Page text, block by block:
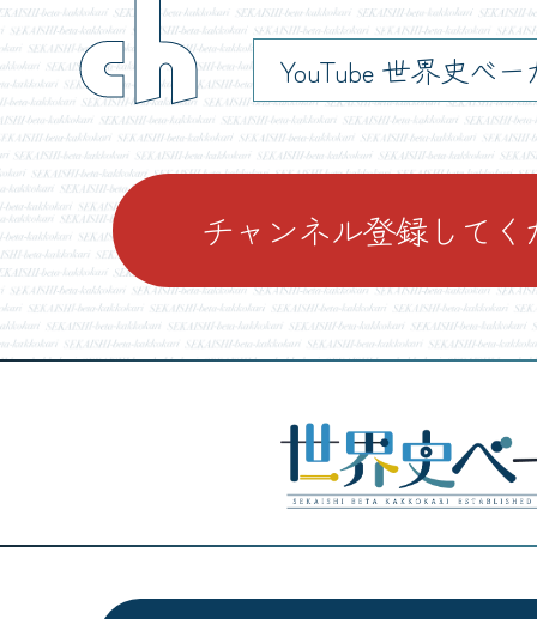
YouTube 世界史べ
チャンネル登録して